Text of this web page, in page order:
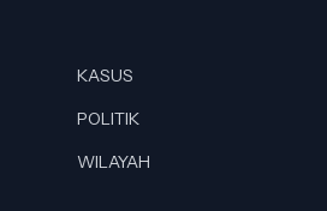
KASUS
POLITIK
WILAYAH